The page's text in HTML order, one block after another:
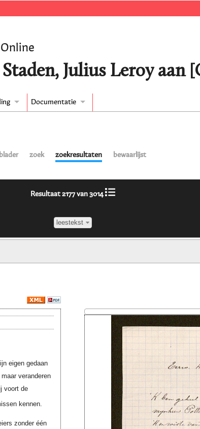
Staden, Julius Leroy aan
Documentatie
blader zoek zoekresultaten bewaarlijst
Resultaat 2177 van 3014
leestekst
eigen gedaan
veranderen
voort de
kennen.
zonder één